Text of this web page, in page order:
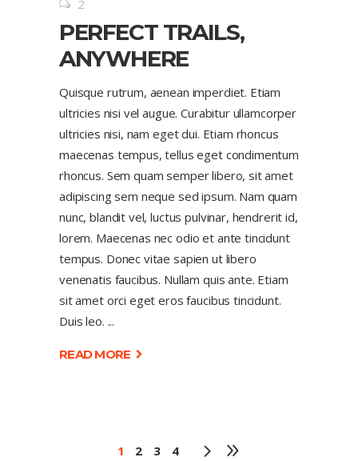
2
PERFECT TRAILS,
ANYWHERE
Quisque rutrum, aenean imperdiet. Etiam
ultricies nisi vel augue. Curabitur ullamcorper
ultricies nisi, nam eget dui. Etiam rhoncus
maecenas tempus, tellus eget condimentum
rhoncus. Sem quam semper libero, sit amet
adipiscing sem neque sed ipsum. Nam quam
nunc, blandit vel, luctus pulvinar, hendrerit id,
lorem. Maecenas nec odio et ante tincidunt
tempus. Donec vitae sapien ut libero
venenatis faucibus. Nullam quis ante. Etiam
sit amet orci eget eros faucibus tincidunt.
Duis leo.
READ MORE
1 2 3 4